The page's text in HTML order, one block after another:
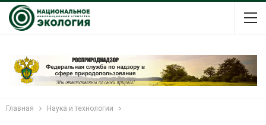
Главная Наука и технологии